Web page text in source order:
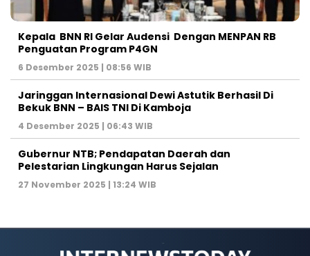
Kepala BNN RI Gelar Audensi Dengan MENPAN RB
Penguatan Program P4GN
6 Desember 2025 | 08:56 WIB
Jaringgan Internasional Dewi Astutik Berhasil Di
Bekuk BNN – BAIS TNI Di Kamboja
4 Desember 2025 | 06:43 WIB
Gubernur NTB; Pendapatan Daerah dan
Pelestarian Lingkungan Harus Sejalan
27 November 2025 | 13:24 WIB